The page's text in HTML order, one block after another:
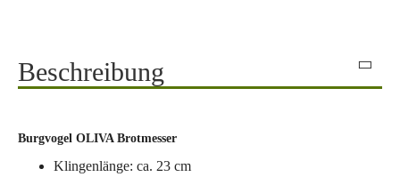
Beschreibung
Burgvogel OLIVA Brotmesser
Klingenlänge: ca. 23 cm